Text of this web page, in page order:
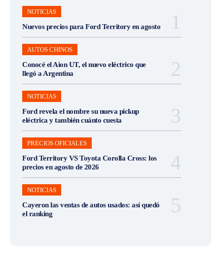
NOTICIAS
Nuevos precios para Ford Territory en agosto
AUTOS CHINOS
Conocé el Aion UT, el nuevo eléctrico que
llegó a Argentina
NOTICIAS
Ford revela el nombre su nueva pickup
eléctrica y también cuánto cuesta
PRECIOS OFICIALES
Ford Territory VS Toyota Corolla Cross: los
precios en agosto de 2026
NOTICIAS
Cayeron las ventas de autos usados: así quedó
el ranking